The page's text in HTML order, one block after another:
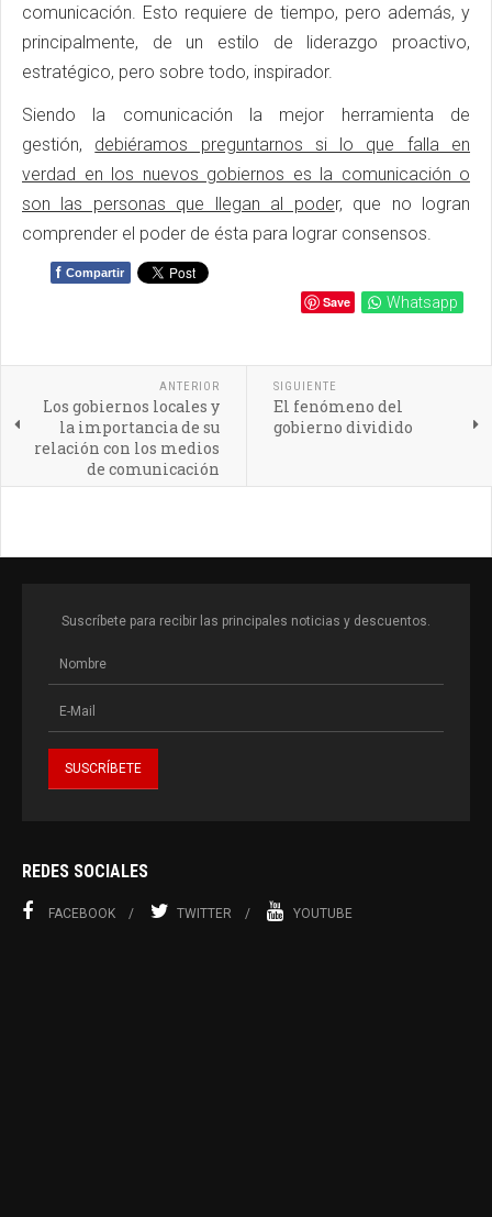
comunicación. Esto requiere de tiempo, pero además, y
principalmente, de un estilo de liderazgo proactivo,
estratégico, pero sobre todo, inspirador.
Siendo la comunicación la mejor herramienta de
gestión, debiéramos preguntarnos si lo que falla en
verdad en los nuevos gobiernos es la comunicación o
son las personas que llegan al poder, que no logran
comprender el poder de ésta para lograr consensos.
f Compartir
Save Whatsapp
ANTERIOR
Los gobiernos locales y
la importancia de su
relación con los medios
de comunicación
SIGUIENTE
El fenómeno del
gobierno dividido
Suscríbete para recibir las principales noticias y descuentos.
REDES SOCIALES
FACEBOOK TWITTER YOUTUBE